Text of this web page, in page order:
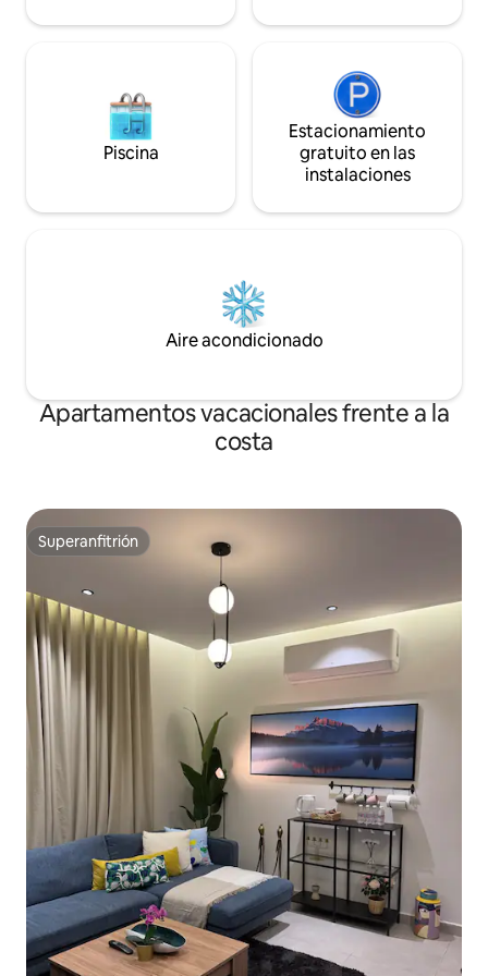
Piscina
Estacionamiento
gratuito en las
instalaciones
Aire acondicionado
Apartamentos vacacionales frente a la
costa
Superanfitrión
Superanfitrión